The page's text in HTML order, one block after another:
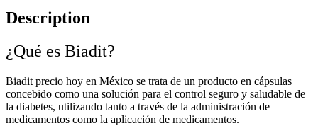
quantity
Description
¿Qué es Biadit?
Biadit precio hoy en México se trata de un producto en cápsulas
concebido como una solución para el control seguro y saludable de
la diabetes, utilizando tanto a través de la administración de
medicamentos como la aplicación de medicamentos.